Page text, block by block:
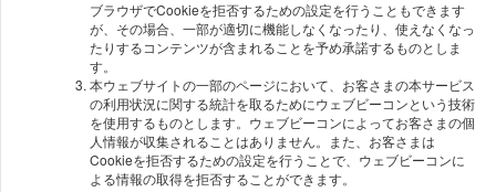
ブラウザでCookieを拒否するための設定を行うこともできます
が、その場合、一部が適切に機能しなくなったり、使えなくなっ
たりするコンテンツが含まれることを予め承諾するものとしま
す。
本ウェブサイトの一部のページにおいて、お客さまの本サービス
の利用状況に関する統計を取るためにウェブビーコンという技術
を使用するものとします。ウェブビーコンによってお客さまの個
人情報が収集されることはありません。また、お客さまは
Cookieを拒否するための設定を行うことで、ウェブビーコンに
よる情報の取得を拒否することができます。